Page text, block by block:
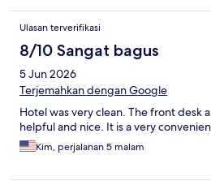
Ulasan terverifikasi
8/10 Sangat bagus
5 Jun 2026
Terjemahkan dengan Google
Hotel was very clean. The front desk
helpful and nice. It is a very
Kim, perjalanan 5 malam